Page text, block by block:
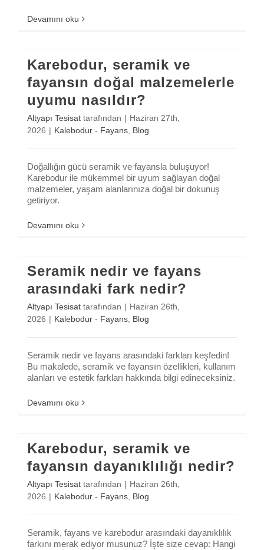
Devamını oku
Karebodur, seramik ve
fayansın doğal malzemelerle
uyumu nasıldır?
Altyapı Tesisat tarafından | Haziran 27th,
2026 | Kalebodur - Fayans Blog
Doğallığın gücü seramik ve fayansla buluşuyor!
Karebodur ile mükemmel bir uyum sağlayan doğal
malzemeler, yaşam alanlarınıza doğal bir dokunuş
getiriyor.
Devamını oku
Seramik nedir ve fayans
arasındaki fark nedir?
Altyapı Tesisat tarafından | Haziran 26th,
2026 | Kalebodur - Fayans Blog
Seramik nedir ve fayans arasındaki farkları keşfedin!
Bu makalede, seramik ve fayansın özellikleri, kullanım
alanları ve estetik farkları hakkında bilgi edineceksiniz.
Devamını oku
Karebodur, seramik ve
fayansın dayanıklılığı nedir?
Altyapı Tesisat tarafından | Haziran 26th,
2026 | Kalebodur - Fayans Blog
Seramik, fayans ve karebodur arasındaki dayanıklılık
farkını merak ediyor musunuz? İşte size cevap: Hangi